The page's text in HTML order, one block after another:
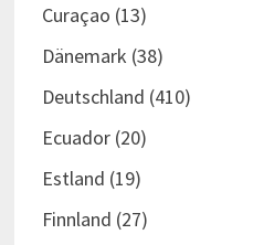
Curaçao (13)
Dänemark (38)
Deutschland (410)
Ecuador(20)
Estland (19)
Finnland (27)